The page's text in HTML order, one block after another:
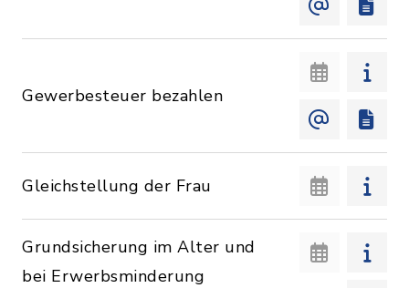
Gewerbesteuer bezahlen
Gleichstellung der Frau
Grundsicherung im Alter und
bei Erwerbsminderung